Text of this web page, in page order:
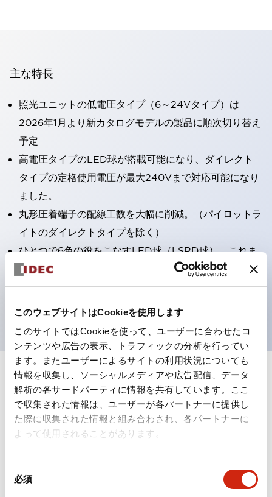
このウェブサイトはCookieを使用します
このサイトではCookieを使って、ユーザーに合わせたコ
ンテンツや広告の表示、トラフィックの分析を行ってい
ます。またユーザーによるサイトの利用状況についても
情報を収集し、ソーシャルメディアや広告配信、データ
解析の各サードパーティに情報を共有しています。ここ
で収集された情報は、ユーザーが各パートナーに提供し
た際に収集された情報と組み合わされ、各パートナーに
よって使用されることがあります。
必須
主な特長
照光ユニットの低電圧タイプ（6～24Vタイプ）は
2026年1月より新カタログモデルの製品に順次切り替え
予定
高電圧タイプのLED球が搭載可能になり、ダイレクト
タイプの定格使用電圧が最大240Vまで対応可能になり
ました。
丸形圧着端子の配線工数を大幅に削減。（パイロットラ
イトのダイレクトタイプを除く）
ひとつで6色の役をこなすLED球（LSRD球）。これま
で色ごとに分かれていたLED球を、1色のLED球で各色
を表現できるようにしました。
UL、CSA、TÜV、CCC認証品。
仕様 すべて展開
形状仕様
電気的仕様(照光部定格)
環境仕様